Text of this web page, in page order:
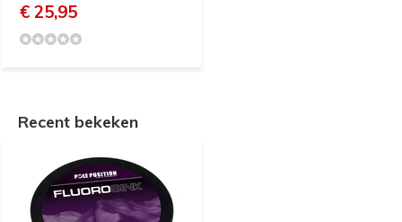
€ 25,95
Recent bekeken